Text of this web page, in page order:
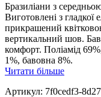
Бразиліани з
Виготовлені з гладкої
прикрашений
вертикальний шов.
комфорт. Поліамід
1%, бавовна 8%.
Читати більше
Артикул: 7f0cedf3-